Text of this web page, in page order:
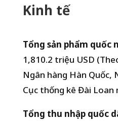
Kinh tế
Tổng sản phẩm quốc
1,810.2 triệu USD
Ngân hàng Hàn Quốc,
Cục thống kê Đài Loan
Tổng thu nhập quốc